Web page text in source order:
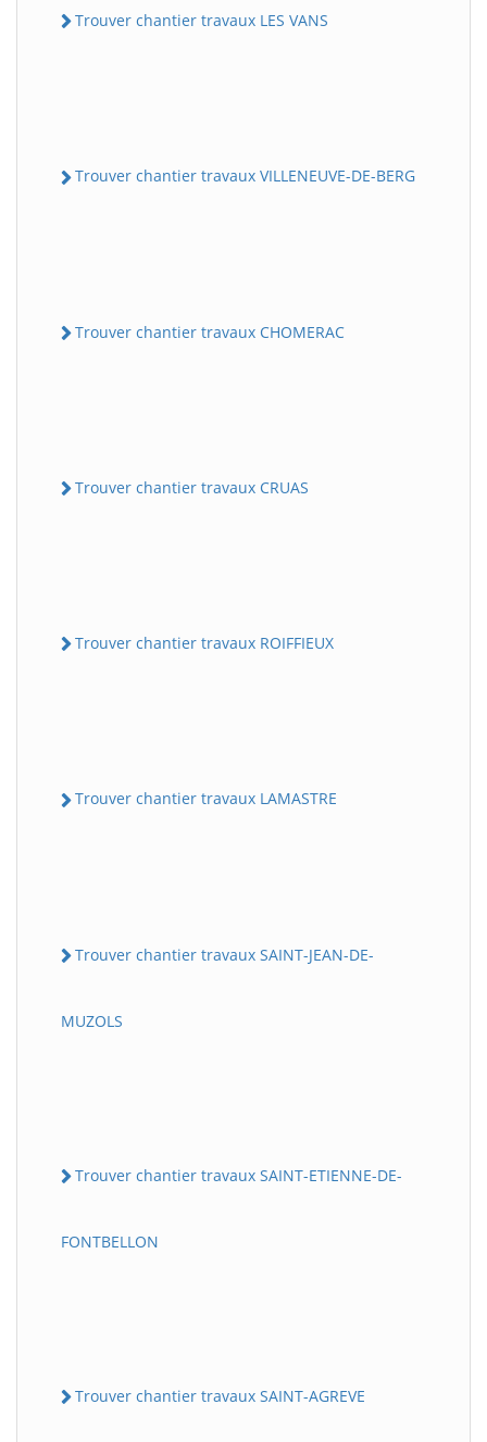
Trouver chantier travaux LES VANS
Trouver chantier travaux VILLENEUVE-DE-BERG
Trouver chantier travaux CHOMERAC
Trouver chantier travaux CRUAS
Trouver chantier travaux ROIFFIEUX
Trouver chantier travaux LAMASTRE
Trouver chantier travaux SAINT-JEAN-DE-
MUZOLS
Trouver chantier travaux SAINT-ETIENNE-DE-
FONTBELLON
Trouver chantier travaux SAINT-AGREVE